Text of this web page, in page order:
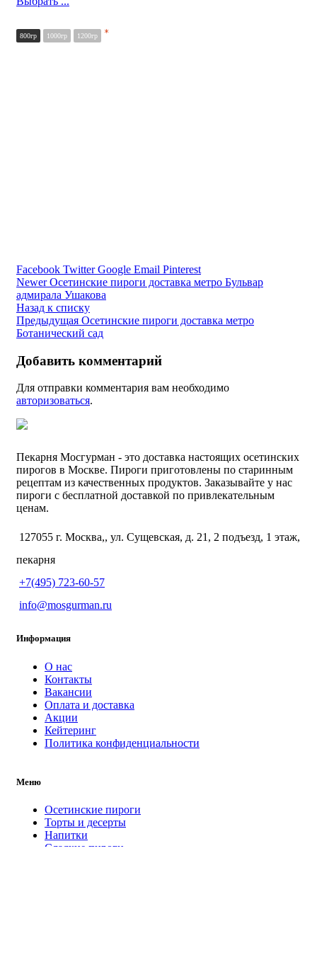
800гр 1000гр 1200гр *
Facebook Twitter Google Email Pinterest
Newer Осетинские пироги доставка метро Бульвар
адмирала Ушакова
Назад к списку
Предыдущая Осетинские пироги доставка метро
Ботанический сад
Добавить комментарий
Для отправки комментария вам необходимо
авторизоваться.
Пекарня Мосгурман - это доставка настоящих осетинских
пирогов в Москве. Пироги приготовлены по старинным
рецептам из качественных продуктов. Заказывайте у нас
пироги с бесплатной доставкой по привлекательным
ценам.
127055 г. Москва,, ул. Сущевская, д. 21, 2 подъезд, 1 этаж,
пекарня
+7(495) 723-60-57
info@mosgurman.ru
Информация
О нас
Контакты
Вакансии
Оплата и доставка
Акции
Кейтеринг
Политика конфиденциальности
Меню
Осетинские пироги
Торты и десерты
Напитки
Сладкие пироги